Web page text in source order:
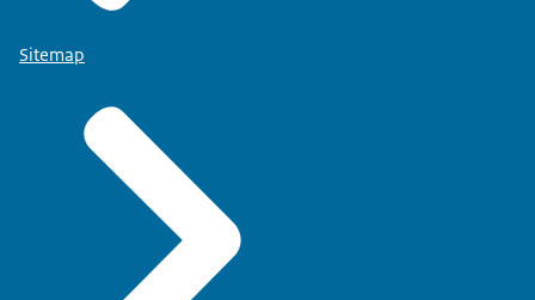
Sitemap